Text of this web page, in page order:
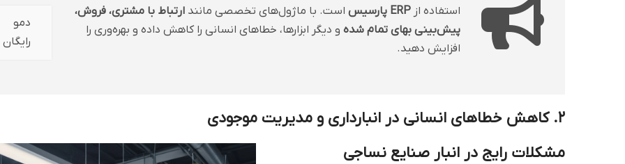
استفاده از ERP پارسیس است. با ماژول‌های تخصصی مانند ارتباط با مشتری، فروش،
پیش‌بینی بهای تمام شده و دیگر ابزارها، خطاهای انسانی را کاهش داده و بهره‌وری را
افزایش دهید.
دمو
رایگان
۲.کاهش خطاهای انسانی در انبارداری و مدیریت موجودی
مشکلات رایج در انبار صنایع نساجی